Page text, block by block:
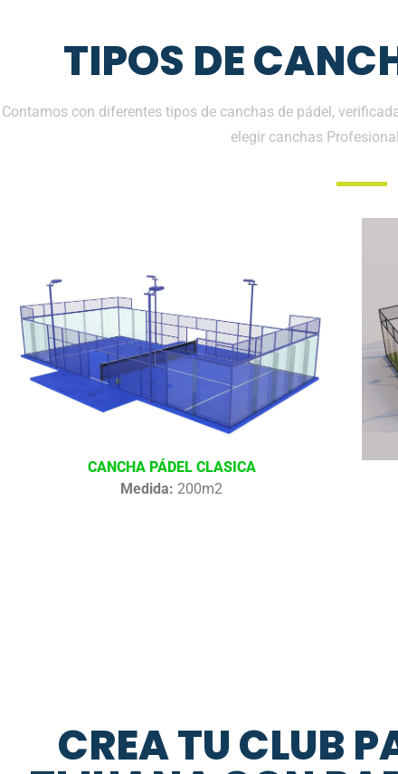
TIPOS DE
Contamos con diferentes tipos de canchas de pádel,
elegir canchas
CANCHA PÁDEL CLASICA
Medida: 200m2
CREA TU CLUB